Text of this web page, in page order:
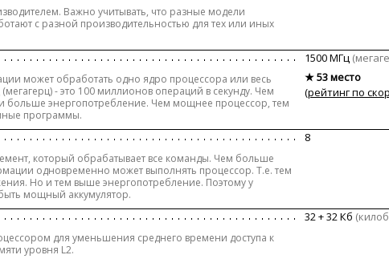
Важно учитывать, что разные модели
с разной производительностью для тех или иных
может обработать одно ядро процессора или весь
- это 100 миллионов операций в секунду. Чем
больше энергопотребление. Чем мощнее процессор, тем
программы.
1500 МГц
★ 53 место
(рейтинг по
который обрабатывает все команды. Чем больше
одновременно может выполнять процессор. Т.е. тем
Но и тем выше энергопотребление. Поэтому у
мощный аккумулятор.
8
для уменьшения среднего времени доступа к
уровня L2.
32 + 32 Кб